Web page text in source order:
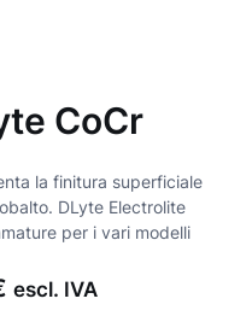
CoCr
la finitura superficiale
DLyte Electrolite
per i vari modelli
F
escl. IVA